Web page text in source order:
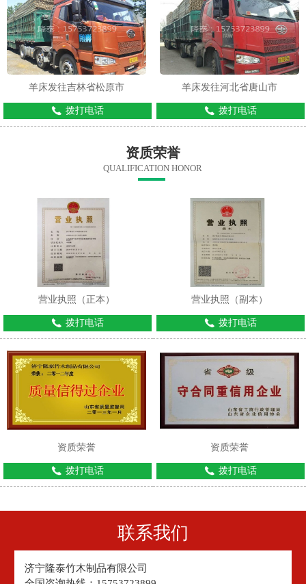
羊床发往吉林省松原市
拨打电话
羊床发往河北省唐山市
拨打电话
资质荣誉
QUALIFICATION HONOR
营业执照（正本）
拨打电话
营业执照（副本）
拨打电话
资质荣誉
拨打电话
资质荣誉
拨打电话
联系我们
济宁隆泰竹木制品有限公司